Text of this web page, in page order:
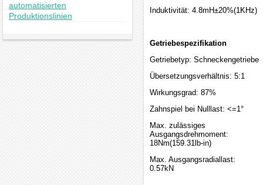
automatisierten
Produktionslinien
Induktivität: 4.8mH±20%(1KHz)
Getriebespezifikation
Getriebetyp: Schneckengetriebe
Übersetzungsverhältnis: 5:1
Wirkungsgrad: 87%
Zahnspiel bei Nulllast: <=1°
Max. zulässiges
Ausgangsdrehmoment:
18Nm(159.31lb-in)
Max. Ausgangsradiallast:
0.57kN